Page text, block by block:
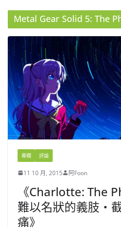
Metal Gear Solid 5: The
專欄 評論
11 10 月, 2015 阿Foon
《Charlotte: The
難以名狀的義肢‧
痛》